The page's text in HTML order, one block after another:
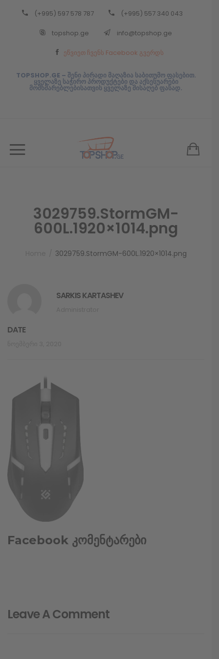
(+995) 597 578 787 (+995) 557 340 043
topshop.ge info@topshop.ge
ეწვიეთ ჩვენს Facebook გვერდს
TOPSHOP.GE – შენი პირადი მაღაზია საბითუმო ფასებით.
ყველაზე საჭირო პროდუქტები და აქსესუარები
მომხმარებლებისათვის ყველაზე მისაღებ ფასად.
3029759.StormGM-
600L.1920×1014.png
3029759.StormGM-600L.1920×1014.png
SARKIS KARTASHEV
DATE
Facebook კომენტარები
Leave A Comment
Back